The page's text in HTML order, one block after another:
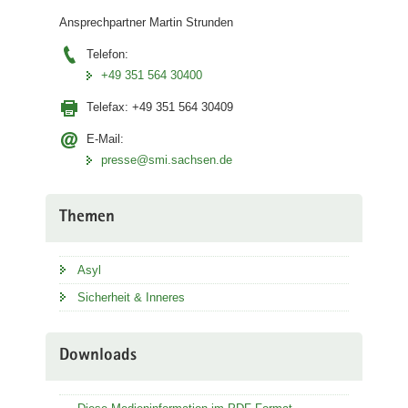
Ansprechpartner Martin Strunden
Telefon:
+49 351 564 30400
Telefax: +49 351 564 30409
E-Mail:
presse@smi.sachsen.de
Themen
Asyl
Sicherheit & Inneres
Downloads